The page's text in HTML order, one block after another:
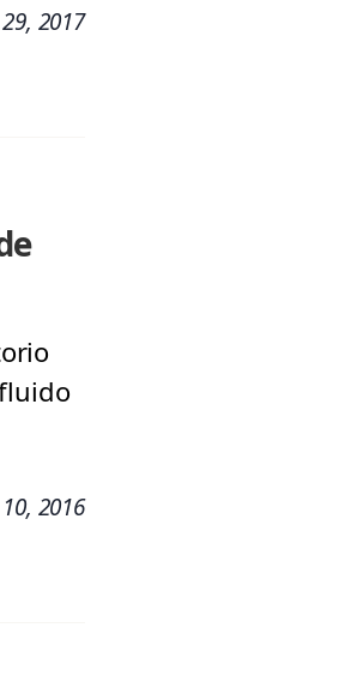
2017
2016